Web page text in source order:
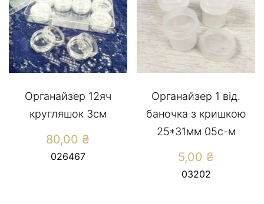
Органайзер 12яч
кругляшок 3см
80,00 ₴
026467
Органайзер 1 від.
баночка з кришкою
25*31мм 05с-м
5,00 ₴
03202